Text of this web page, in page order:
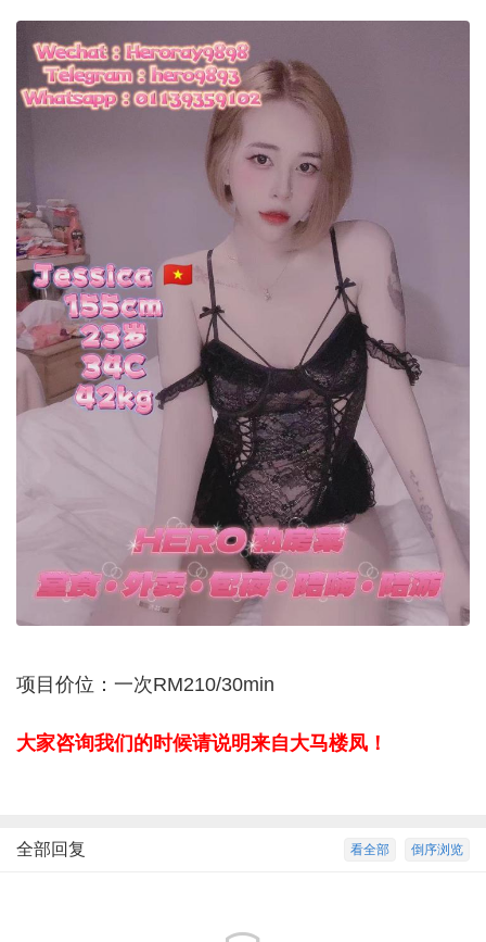
项目价位：一次RM210/30min
大家咨询我们的时候请说明来自大马楼凤！
倒序浏览
看全部
全部回复